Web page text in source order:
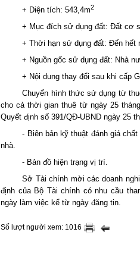
+ Diện tích: 543,4m2
+ Mục đích sử dụng đất: Đất cơ
+ Thời hạn sử dụng đất: Đến hết
+ Nguồn gốc sử dụng đất: Nhà
+ Nội dung thay đổi sau khi cấp
Chuyển hình thức sử dụng từ
cho cả thời gian thuê từ ngày 25
Quyết định số 391/QĐ-UBND ngày 25
- Biên bản kỹ thuật đánh giá
nhà.
- Bản đồ hiện trạng vị trí.
Sở Tài chính mời các doanh
định của Bộ Tài chính có nhu cầu
ngày làm việc kể từ ngày đăng tin.
Số lượt người xem: 1016